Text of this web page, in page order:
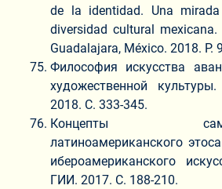
de la identidad. Una
diversidad cultural
Guadalajara, México. 2018. P.
Философия искусства
художественной
2018. С. 333-345.
Концепты
латиноамериканского
ибероамериканского
ГИИ. 2017. С. 188-210.